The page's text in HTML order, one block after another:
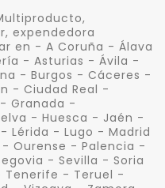
expendedora
en - A Coruña - Álava
- Asturias - Ávila -
- Burgos - Cáceres -
- Ciudad Real -
Granada -
- Huesca - Jaén -
Lérida - Lugo - Madrid
Ourense - Palencia -
- Sevilla - Soria
Tenerife - Teruel -